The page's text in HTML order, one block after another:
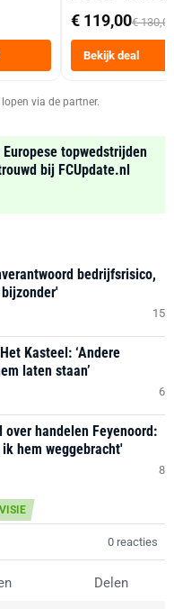
Dubbele Mand 9
Tot 6 Personen
Heteluchtfriteuse
Zwart
€ 119,00€ 130,00
Bekijk deal
via de partner.
topwedstrijden
bij FCUpdate.nl
bedrijfsrisico,
15
Kasteel: ‘Andere
laten staan’
6
over handelen Feyenoord:
hem weggebracht'
8
0 reacties
Delen